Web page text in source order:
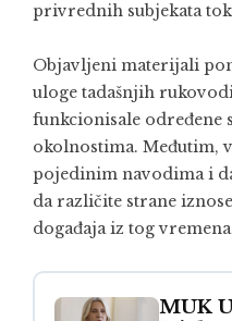
privrednih subjekata
Objavljeni materijali
uloge tadašnjih
funkcionisale određene
okolnostima. Međutim,
pojedinim navodima i
da različite strane
događaja iz tog
MUK